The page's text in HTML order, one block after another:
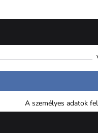
A személyes adatok